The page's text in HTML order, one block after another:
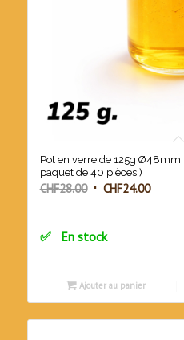
Pot en verre de 125g
paquet de 40 pièces )
CHF28.00 Le
était :
CHF24.00Le
En stock
Ajouter au panier